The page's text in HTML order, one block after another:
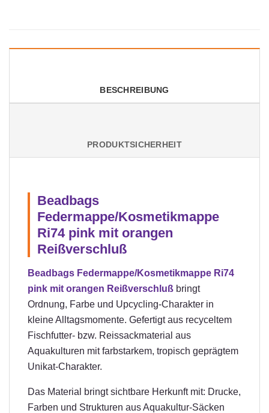
BESCHREIBUNG
PRODUKTSICHERHEIT
Beadbags
Federmappe/Kosmetikmappe
Ri74 pink mit orangen
Reißverschluß
Beadbags Federmappe/Kosmetikmappe Ri74
pink mit orangen Reißverschluß bringt
Ordnung, Farbe und Upcycling-Charakter in
kleine Alltagsmomente. Gefertigt aus recyceltem
Fischfutter- bzw. Reissackmaterial aus
Aquakulturen mit farbstarkem, tropisch geprägtem
Unikat-Charakter.
Das Material bringt sichtbare Herkunft mit: Drucke,
Farben und Strukturen aus Aquakultur-Säcken